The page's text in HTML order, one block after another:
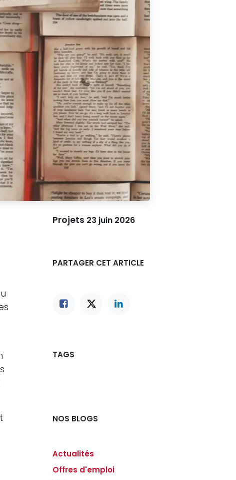
Projets 23 juin 2026
PARTAGER CET ARTICLE
TAGS
NOS BLOGS
Actualités
Offres d'emploi